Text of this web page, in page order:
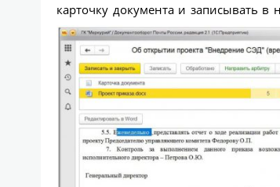
карточку документа и записывать в